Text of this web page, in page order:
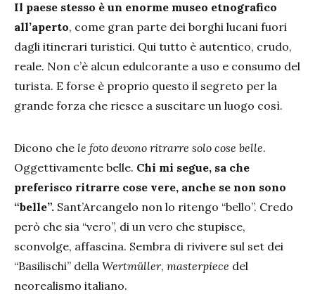
Il paese stesso è un enorme museo etnografico
all’aperto, come gran parte dei borghi lucani fuori
dagli itinerari turistici. Qui tutto è autentico, crudo,
reale. Non c’è alcun edulcorante a uso e consumo del
turista. E forse è proprio questo il segreto per la
grande forza che riesce a suscitare un luogo così.
Dicono che le foto devono ritrarre solo cose belle.
Oggettivamente belle. Chi mi segue, sa che
preferisco ritrarre cose vere, anche se non sono
“belle”. Sant’Arcangelo non lo ritengo “bello”. Credo
però che sia “vero”, di un vero che stupisce,
sconvolge, affascina. Sembra di rivivere sul set dei
“Basilischi” della Wertmüller, masterpiece del
neorealismo italiano.